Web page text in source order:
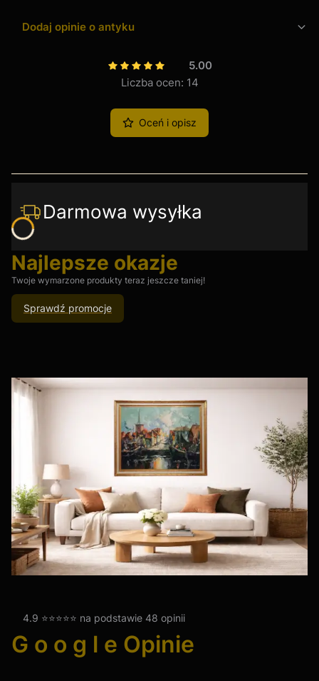
Dodaj opinie o antyku
5.00
Liczba ocen: 14
Oceń i opisz
Darmowa wysyłka
Najlepsze okazje
Twoje wymarzone produkty teraz jeszcze taniej!
Sprawdź promocje
4.9 ⭐⭐⭐⭐⭐ na podstawie 48 opinii
G o o g l e Opinie